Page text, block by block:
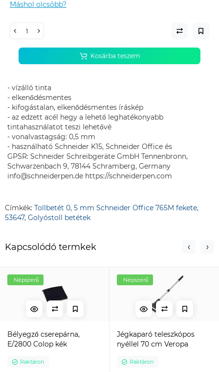
Máshol olcsóbb?
Kosárba teszem
- vízálló tinta
- elkenődésmentes
- kifogástalan, elkenődésmentes íráskép
- az edzett acél hegy a lehető leghatékonyabb
tintahasználatot teszi lehetővé
- vonalvastagság: 0,5 mm
- használható Schneider K15, Schneider Office és
GPSR: Schneider Schreibgeräte GmbH Tennenbronn,
Schwarzenbach 9, 78144 Schramberg, Germany
info@schneiderpen.de https://schneiderpen.com
Címkék: Tollbetét 0, 5 mm Schneider Office 765M fekete,
53647, Golyóstoll betétek
Kapcsolódó termkek
Népszerű
Bélyegző cserepárna,
E/2800 Colop kék
Raktáron
Népszerű
Jégkaparó teleszkópos
nyéllel 70 cm Veropa
Raktáron